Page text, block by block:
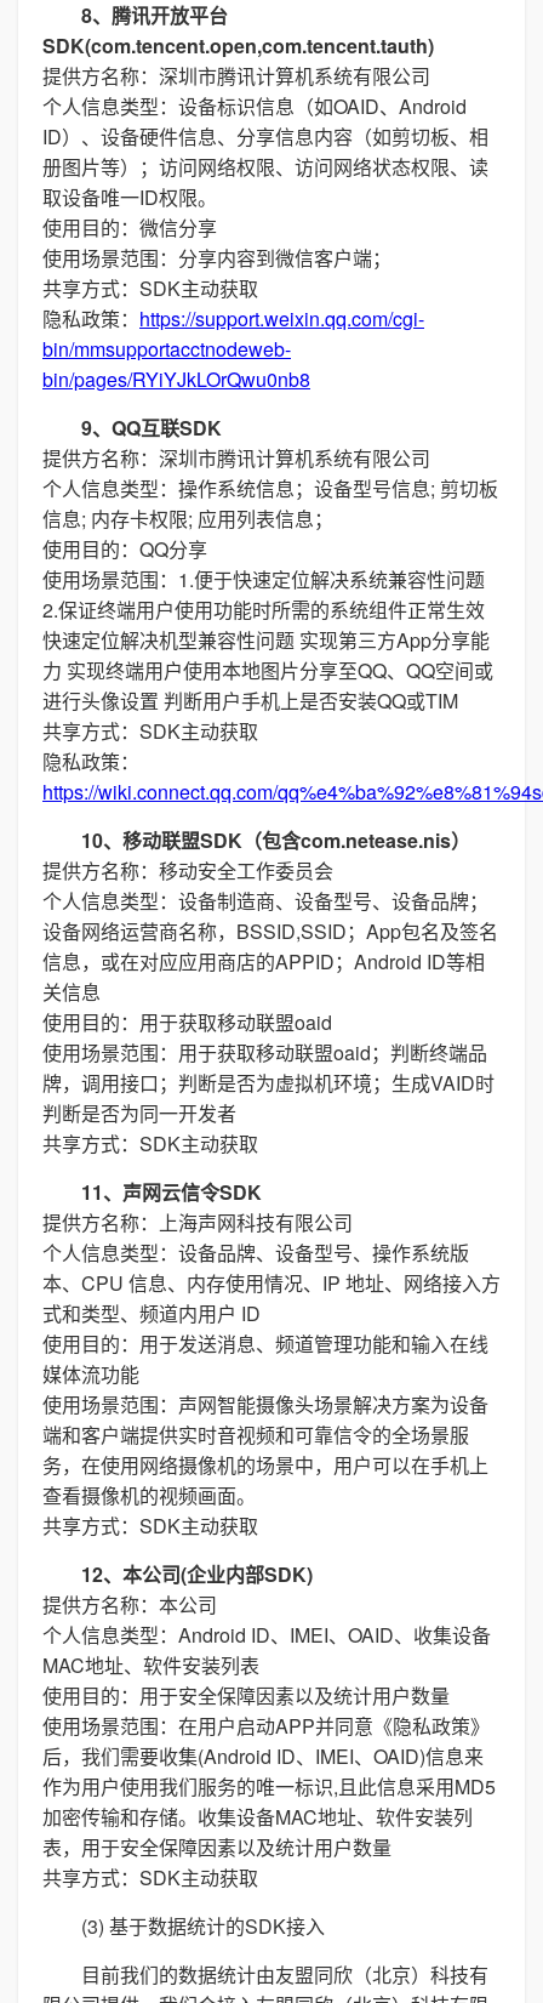
8、腾讯开放平台
SDK(com.tencent.open,com.tencent.tauth)
提供方名称：深圳市腾讯计算机系统有限公司
个人信息类型：设备标识信息（如OAID、Android
ID）、设备硬件信息、分享信息内容（如剪切板、相
册图片等）；访问网络权限、访问网络状态权限、读
取设备唯一ID权限。
使用目的：微信分享
使用场景范围：分享内容到微信客户端；
共享方式：SDK主动获取
隐私政策： https://support.weixin.qq.com/cgi-
bin/mmsupportacctnodeweb-
bin/pages/RYiYJkLOrQwu0nb8
9、QQ互联SDK
提供方名称：深圳市腾讯计算机系统有限公司
个人信息类型：操作系统信息；设备型号信息; 剪切板
信息; 内存卡权限; 应用列表信息；
使用目的：QQ分享
使用场景范围：1.便于快速定位解决系统兼容性问题
2.保证终端用户使用功能时所需的系统组件正常生效
快速定位解决机型兼容性问题 实现第三方App分享能
力 实现终端用户使用本地图片分享至QQ、QQ空间或
进行头像设置 判断用户手机上是否安装QQ或TIM
共享方式：SDK主动获取
隐私政策：
https://wiki.connect.qq.com/
10、移动联盟SDK（包含com.netease.nis）
提供方名称：移动安全工作委员会
个人信息类型：设备制造商、设备型号、设备品牌；
设备网络运营商名称，BSSID,SSID；App包名及签名
信息，或在对应应用商店的APPID；Android ID等相
关信息
使用目的：用于获取移动联盟oaid
使用场景范围：用于获取移动联盟oaid；判断终端品
牌，调用接口；判断是否为虚拟机环境；生成VAID时
判断是否为同一开发者
共享方式：SDK主动获取
11、声网云信令SDK
提供方名称：上海声网科技有限公司
个人信息类型：设备品牌、设备型号、操作系统版
本、CPU 信息、内存使用情况、IP 地址、网络接入方
式和类型、频道内用户 ID
使用目的：用于发送消息、频道管理功能和输入在线
媒体流功能
使用场景范围：声网智能摄像头场景解决方案为设备
端和客户端提供实时音视频和可靠信令的全场景服
务，在使用网络摄像机的场景中，用户可以在手机上
查看摄像机的视频画面。
共享方式：SDK主动获取
12、本公司(企业内部SDK)
提供方名称：本公司
个人信息类型：Android ID、IMEI、OAID、收集设备
MAC地址、软件安装列表
使用目的：用于安全保障因素以及统计用户数量
使用场景范围：在用户启动APP并同意《隐私政策》
后，我们需要收集(Android ID、IMEI、OAID)信息来
作为用户使用我们服务的唯一标识,且此信息采用MD5
加密传输和存储。收集设备MAC地址、软件安装列
表，用于安全保障因素以及统计用户数量
共享方式：SDK主动获取
(3) 基于数据统计的SDK接入
目前我们的数据统计由友盟同欣（北京）科技有